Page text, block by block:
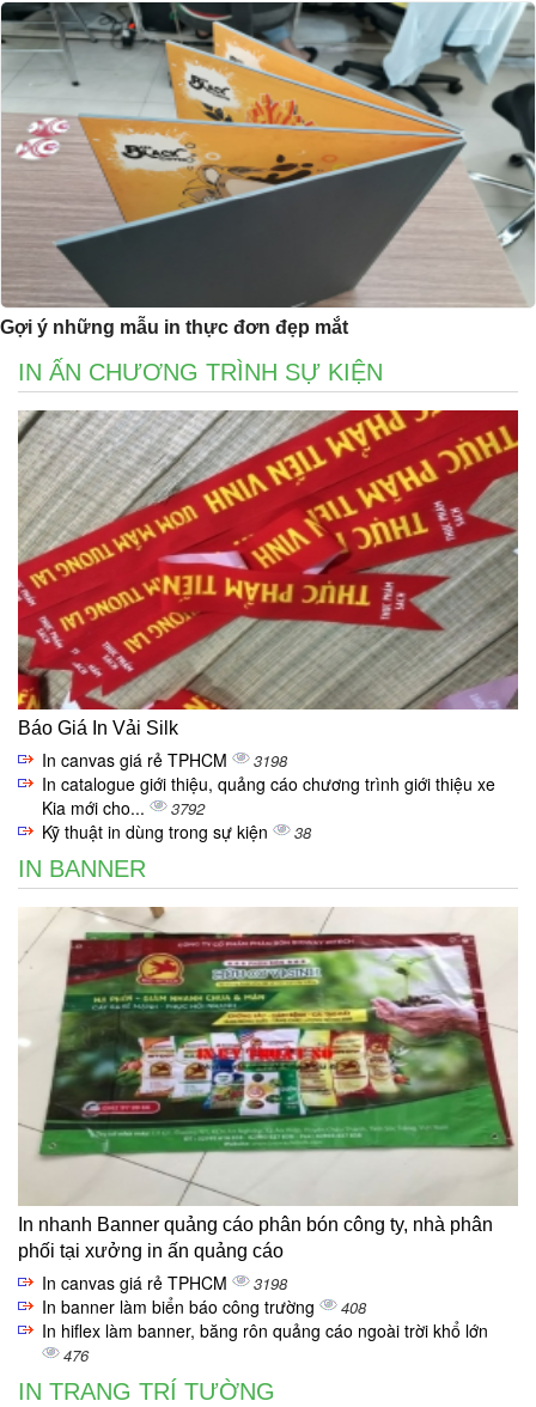
Gợi ý những mẫu in thực đơn đẹp mắt
IN ẤN CHƯƠNG TRÌNH SỰ KIỆN
Báo Giá In Vải Silk
In canvas giá rẻ TPHCM 3198
In catalogue giới thiệu, quảng cáo chương trình giới thiệu xe
Kia mới cho...
3792
Kỹ thuật in dùng trong sự kiện 38
IN BANNER
In nhanh Banner quảng cáo phân bón công ty, nhà phân
phối tại xưởng in ấn quảng cáo
In canvas giá rẻ TPHCM 3198
In banner làm biển báo công trường 408
In hiflex làm banner, băng rôn quảng cáo ngoài trời khổ lớn
476
IN TRANG TRÍ TƯỜNG